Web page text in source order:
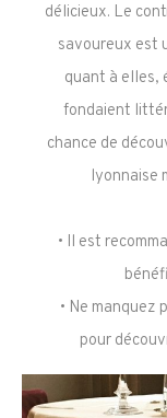
délicieux. Le
savoureux est
quant à elles,
fondaient
chance de
lyonnaise
• Il est
• Ne manquez
pour